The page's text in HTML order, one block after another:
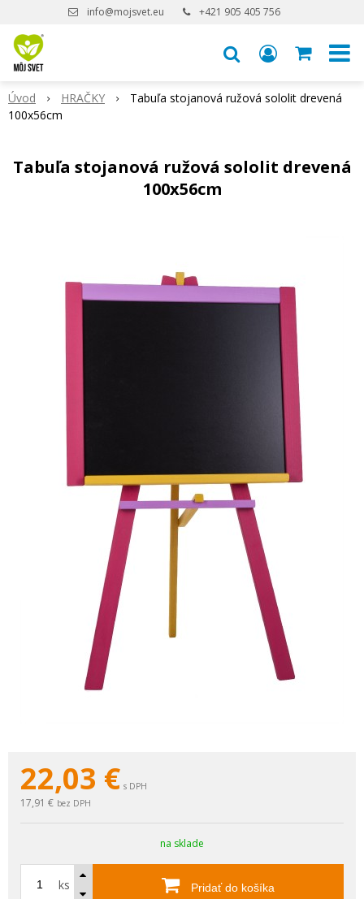
info@mojsvet.eu +421 905 405 756
Úvod HRAČKY
Tabuľa stojanová ružová sololit drevená
100x56cm
Tabuľa stojanová ružová sololit drevená
100x56cm
22,03 € s DPH
17,91 € bez DPH
na sklade
ks Pridať do košíka